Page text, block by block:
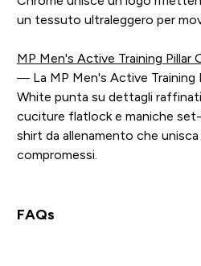
un tessuto ultraleggero per
MP Men's Active Training Pillar
— La MP Men's Active Training
White punta su dettagli
cuciture flatlock e maniche
shirt da allenamento che
compromessi.
FAQs